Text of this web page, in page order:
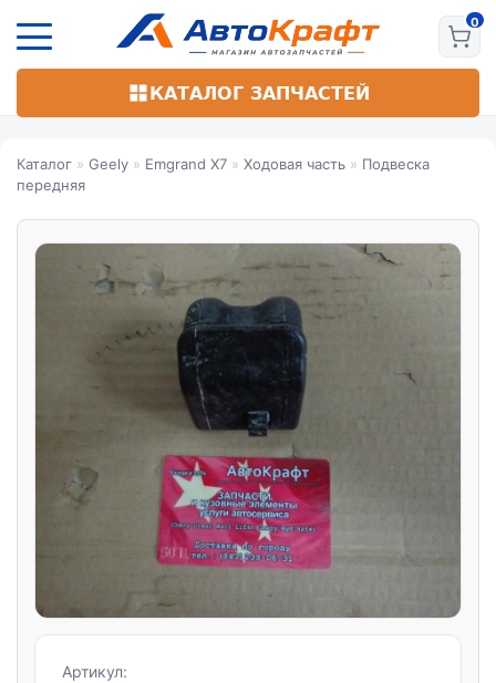
основному
КАТАЛОГ ЗАПЧАСТЕЙ
Каталог » Geely » Emgrand X7 » Ходовая часть » Подвеска
передняя
Артикул: